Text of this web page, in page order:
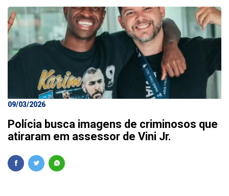
09/03/2026
Polícia busca imagens de criminosos que
atiraram em assessor de Vini Jr.